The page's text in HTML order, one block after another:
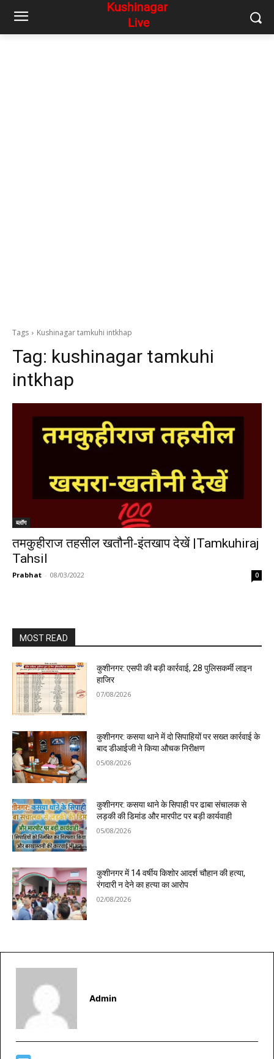
Tags Kushinagar tamkuhi intkhap
Tag: kushinagar tamkuhi
intkhap
ब्लॉग
तमकुहीराज तहसील खतौनी-इंतखाप देखें |Tamkuhiraj
Tahsil
Prabhat - 08/03/2022 0
MOST READ
कुशीनगर: एसपी की बड़ी कार्रवाई, 28 पुलिसकर्मी लाइन
हाजिर
07/08/2026
कुशीनगर: कसया थाने में दो सिपाहियों पर सख्त कार्रवाई के
बाद डीआईजी ने किया औचक निरीक्षण
05/08/2026
कुशीनगर: कसया थाने के सिपाही पर ढाबा संचालक से
लड़की की डिमांड और मारपीट पर बड़ी कार्यवाही
05/08/2026
कुशीनगर में 14 वर्षीय किशोर आदर्श चौहान की हत्या,
रंगदारी न देने का हत्या का आरोप
02/08/2026
Admin